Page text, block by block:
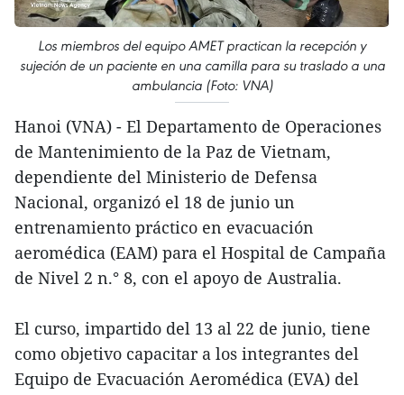
Los miembros del equipo AMET practican la recepción y
sujeción de un paciente en una camilla para su traslado a una
ambulancia (Foto: VNA)
Hanoi (VNA) - El Departamento de Operaciones
de Mantenimiento de la Paz de Vietnam,
dependiente del Ministerio de Defensa
Nacional, organizó el 18 de junio un
entrenamiento práctico en evacuación
aeromédica (EAM) para el Hospital de Campaña
de Nivel 2 n.° 8, con el apoyo de Australia.
El curso, impartido del 13 al 22 de junio, tiene
como objetivo capacitar a los integrantes del
Equipo de Evacuación Aeromédica (EVA) del